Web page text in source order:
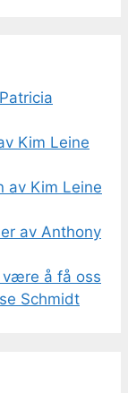
Kim Leine
av Kim Leine
av Anthony
være å få oss
Schmidt